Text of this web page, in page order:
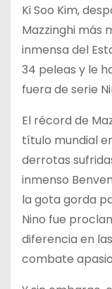
Ki Soo Kim,
Mazzinghi más
inmensa del
34 peleas y le
fuera de serie
El récord de
título mundial
derrotas
inmenso
la gota gorda
Nino fue
diferencia en
combate